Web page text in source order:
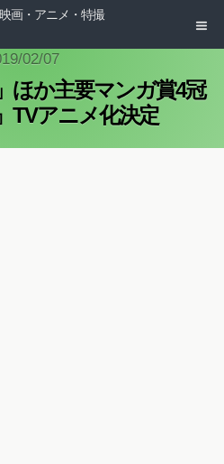
画・アニメ・特撮
02/07
ほか主要マンガ賞4冠
TVアニメ化決定